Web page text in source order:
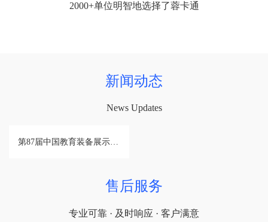
2000+单位明智地选择了蓉卡通
新闻动态
News Updates
第87届中国教育装备展示会圆满落幕
售后服务
专业可靠 · 及时响应 · 客户满意